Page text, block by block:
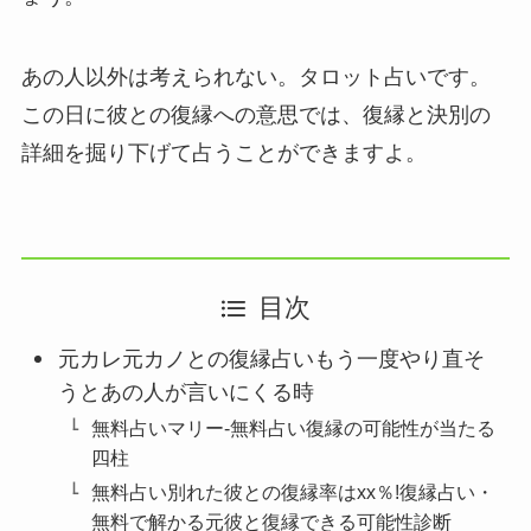
あの人以外は考えられない。タロット占いです。
この日に彼との復縁への意思では、復縁と決別の
詳細を掘り下げて占うことができますよ。
目次
元カレ元カノとの復縁占いもう一度やり直そ
うとあの人が言いにくる時
無料占いマリー-無料占い復縁の可能性が当たる
四柱
無料占い別れた彼との復縁率はxx％!復縁占い・
無料で解かる元彼と復縁できる可能性診断